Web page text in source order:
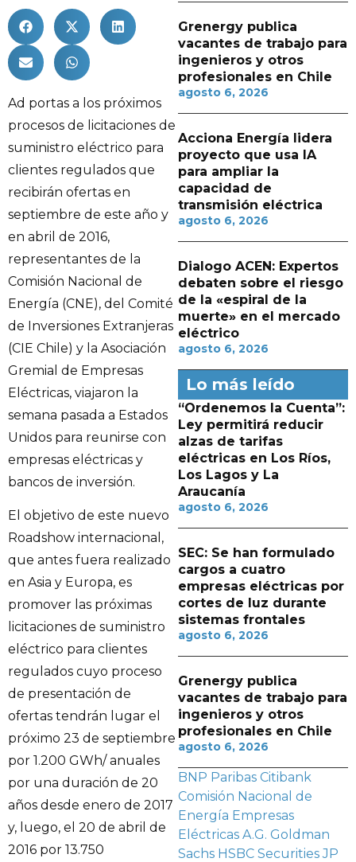
Ad portas a los próximos
procesos de licitaciones de
suministro eléctrico para
clientes regulados que
recibirán ofertas en
septiembre de este año y
en abril de 2016,
representantes de la
Comisión Nacional de
Energía (CNE), del Comité
de Inversiones Extranjeras
(CIE Chile) y la Asociación
Gremial de Empresas
Eléctricas, viajaron la
semana pasada a Estados
Unidos para reunirse con
empresas eléctricas y
bancos de inversión.
El objetivo de este nuevo
Roadshow internacional,
que antes fuera realizado
en Asia y Europa, es
promover las próximas
licitaciones de suministro
eléctrico para clientes
regulados cuyo proceso
de presentación de
ofertas tendrán lugar el
próximo 23 de septiembre
por 1.200 GWh/ anuales
por una duración de 20
años desde enero de 2017
y, luego, el 20 de abril de
2016 por 13.750
Grenergy publica
vacantes de trabajo para
ingenieros y otros
profesionales en Chile
agosto 6, 2026
Acciona Energía lidera
proyecto que usa IA
para ampliar la
capacidad de
transmisión eléctrica
agosto 6, 2026
Dialogo ACEN: Expertos
debaten sobre el riesgo
de la «espiral de la
muerte» en el mercado
eléctrico
agosto 6, 2026
Lo más leído
“Ordenemos la Cuenta”:
Ley permitirá reducir
alzas de tarifas
eléctricas en Los Ríos,
Los Lagos y La
Araucanía
agosto 6, 2026
SEC: Se han formulado
cargos a cuatro
empresas eléctricas por
cortes de luz durante
sistemas frontales
agosto 6, 2026
Grenergy publica
vacantes de trabajo para
ingenieros y otros
profesionales en Chile
agosto 6, 2026
BNP Paribas Citibank
Comisión Nacional de
Energía Empresas
Eléctricas A.G. Goldman
Sachs HSBC Securities JP